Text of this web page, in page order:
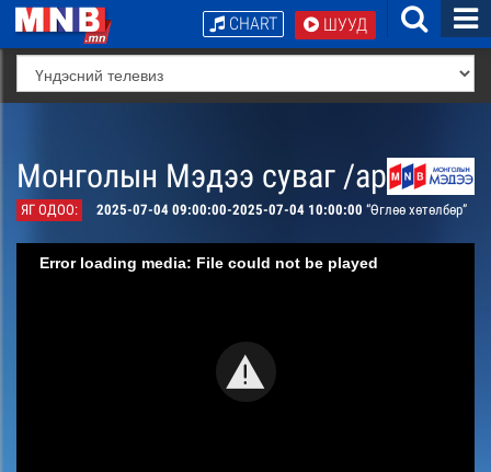
ШУУД
CHART
Монголын Мэдээ суваг /архив/
ЯГ ОДОО: 2025-07-04 09:00:00-2025-07-04 10:00:00 “Өглөө хөтөлбөр”
Error loading media: File could not be played